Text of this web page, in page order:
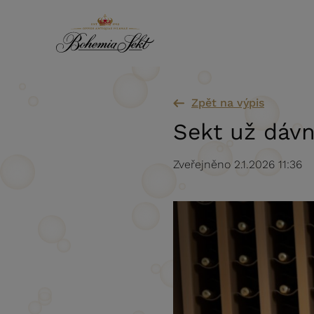
Zpět na výpis
Sekt už
Zveřejněno 2.1.2026 11:36